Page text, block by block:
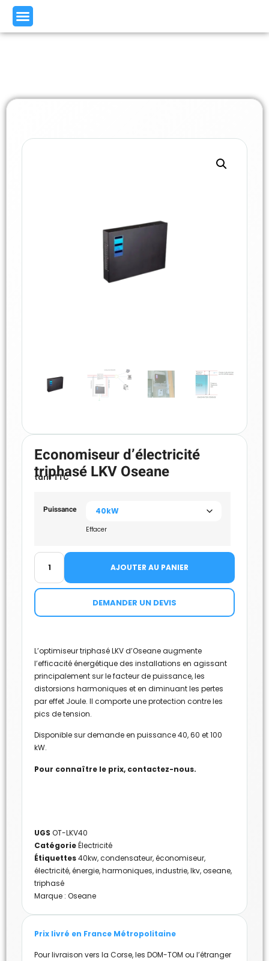
Economiseur d’électricité
triphasé LKV Oseane
tarif TTC
Puissance
Effacer
AJOUTER AU PANIER
DEMANDER UN DEVIS
L’optimiseur triphasé LKV d’Oseane augmente
l’efficacité énergétique des installations en agissant
principalement sur le facteur de puissance, les
distorsions harmoniques et en diminuant les pertes
par effet Joule. Il comporte une protection contre les
pics de tension.
Disponible sur demande en puissance 40, 60 et 100
kW.
Pour connaître le prix, contactez-nous.
UGS OT-LKV40
CatégorieÉlectricité
Étiquettes40kw,condensateur,économiseur,
électricité,énergie,harmoniques,industrie,lkv,oseane,
triphasé
Marque : Oseane
Prix livré en France Métropolitaine
Pour livraison vers la Corse, les DOM-TOM ou l’étranger